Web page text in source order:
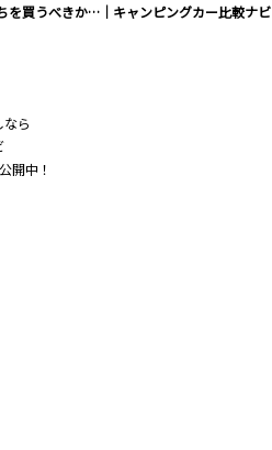
買うべきか…｜キャンピングカー比較ナビ
ら
開中！